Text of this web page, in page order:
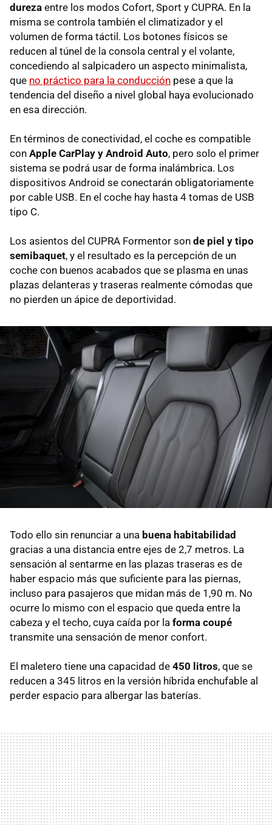
dureza entre los modos Cofort, Sport y CUPRA. En la
misma se controla también el climatizador y el
volumen de forma táctil. Los botones físicos se
reducen al túnel de la consola central y el volante,
concediendo al salpicadero un aspecto minimalista,
que no práctico para la conducción pese a que la
tendencia del diseño a nivel global haya evolucionado
en esa dirección.
En términos de conectividad, el coche es compatible
con Apple CarPlay y Android Auto, pero solo el primer
sistema se podrá usar de forma inalámbrica. Los
dispositivos Android se conectarán obligatoriamente
por cable USB. En el coche hay hasta 4 tomas de USB
tipo C.
Los asientos del CUPRA Formentor son de piel y tipo
semibaquet, y el resultado es la percepción de un
coche con buenos acabados que se plasma en unas
plazas delanteras y traseras realmente cómodas que
no pierden un ápice de deportividad.
Todo ello sin renunciar a una buena habitabilidad
gracias a una distancia entre ejes de 2,7 metros. La
sensación al sentarme en las plazas traseras es de
haber espacio más que suficiente para las piernas,
incluso para pasajeros que midan más de 1,90 m. No
ocurre lo mismo con el espacio que queda entre la
cabeza y el techo, cuya caída por la forma coupé
transmite una sensación de menor confort.
El maletero tiene una capacidad de 450 litros, que se
reducen a 345 litros en la versión híbrida enchufable al
perder espacio para albergar las baterías.